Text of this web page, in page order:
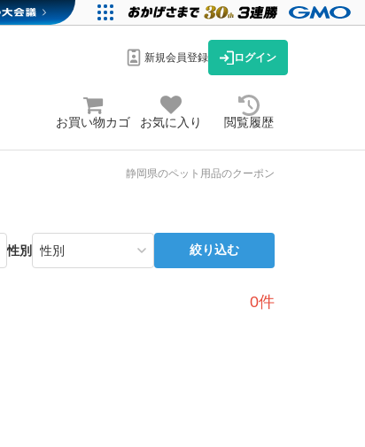
新規会員登録 ログイン
お買い物カゴ お気に入り 閲覧履歴
静岡県のペット用品のクーポン
性別 絞り込む
0件